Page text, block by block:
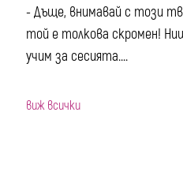
- Дъще, внимавай с този
той е толкова скромен!
учим за сесията....
виж всички